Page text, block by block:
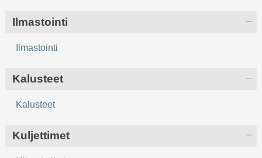
Ilmastointi
Ilmastointi
Kalusteet
Kalusteet
Kuljettimet